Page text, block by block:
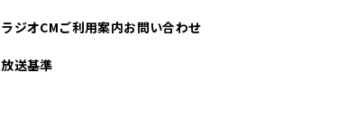
ラジオCMご利用案内
放送基準
お問い合わせ